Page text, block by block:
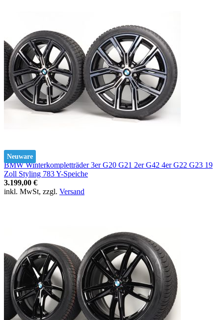
Neuware
BMW Winterkompletträder 3er G20 G21 2er G42 4er G22 G23 19
Zoll Styling 783 Y-Speiche
3.199,00 €
inkl. MwSt, zzgl. Versand